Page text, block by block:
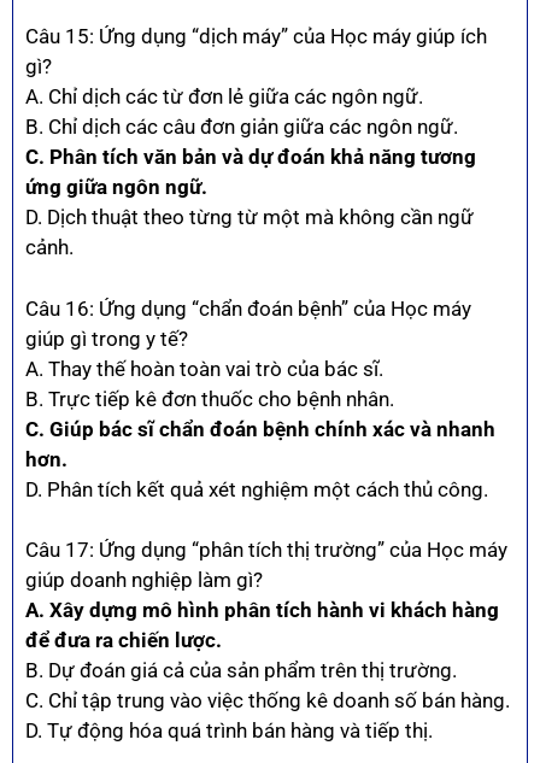
Câu 15: Ứng dụng “dịch máy” của Học máy giúp ích
gì?
A. Chỉ dịch các từ đơn lẻ giữa các ngôn ngữ.
B. Chỉ dịch các câu đơn giản giữa các ngôn ngữ.
C. Phân tích văn bản và dự đoán khả năng tương
ứng giữa ngôn ngữ.
D. Dịch thuật theo từng từ một mà không cần ngữ
cảnh.
Câu 16: Ứng dụng “chẩn đoán bệnh” của Học máy
giúp gì trong y tế?
A. Thay thế hoàn toàn vai trò của bác sĩ.
B. Trực tiếp kê đơn thuốc cho bệnh nhân.
C. Giúp bác sĩ chẩn đoán bệnh chính xác và nhanh
hơn.
D. Phân tích kết quả xét nghiệm một cách thủ công.
Câu 17: Ứng dụng “phân tích thị trường” của Học máy
giúp doanh nghiệp làm gì?
A. Xây dựng mô hình phân tích hành vi khách hàng
để đưa ra chiến lược.
B. Dự đoán giá cả của sản phẩm trên thị trường.
C. Chỉ tập trung vào việc thống kê doanh số bán hàng.
D. Tự động hóa quá trình bán hàng và tiếp thị.